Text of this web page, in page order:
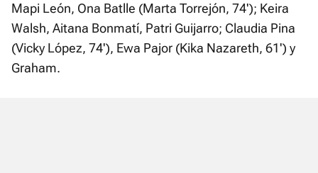
Mapi León, Ona Batlle (Marta Torrejón, 74'); Keira
Walsh, Aitana Bonmatí, Patri Guijarro; Claudia Pina
(Vicky López, 74'), Ewa Pajor (Kika Nazareth, 61') y
Graham.